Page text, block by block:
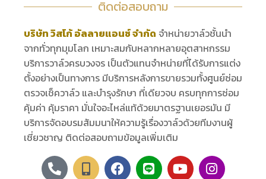
ติดต่อสอบถาม
บริษัท วิสโก้ อัลลายแอนซ์ จำกัด จำหน่ายวาล์วชั้นนำ
จากทั่วทุกมุมโลก เหมาะสมกับหลากหลายอุตสาหกรรม
บริการวาล์วครบวงจร เป็นตัวแทนจำหน่ายที่ได้รับการแต่ง
ตั้งอย่างเป็นทางการ มีบริการหลังการขายรวมทั้งศูนย์ซ่อม
ตรวจเช็ควาล์ว และบำรุงรักษา ที่เดียวจบ ครบทุกการซ่อม
คุ้มค่า คุ้มราคา มั่นใจอะไหล่แท้ด้วยมาตรฐานเยอรมัน มี
บริการจัดอบรมสัมมนาให้ความรู้เรื่องวาล์วด้วยทีมงานผู้
เชี่ยวชาญ ติดต่อสอบถามข้อมูลเพิ่มเติม